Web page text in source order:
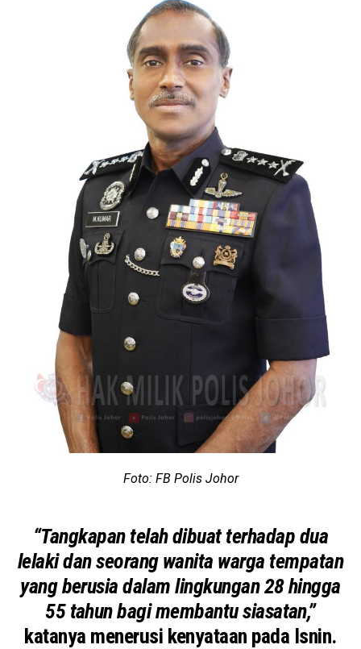
Foto: FB Polis Johor
“Tangkapan telah dibuat terhadap dua
lelaki dan seorang wanita warga tempatan
yang berusia dalam lingkungan 28 hingga
55 tahun bagi membantu siasatan,”
katanya menerusi kenyataan pada Isnin.